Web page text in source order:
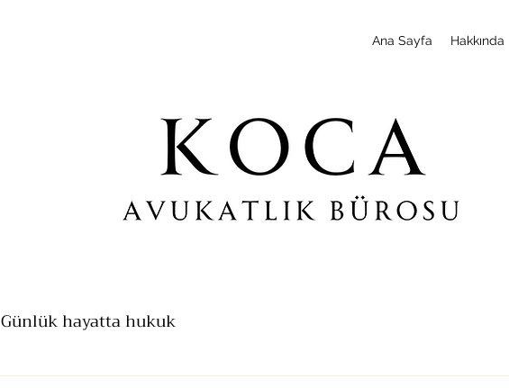
Ana Sayfa Hakkında
Günlük hayatta hukuk